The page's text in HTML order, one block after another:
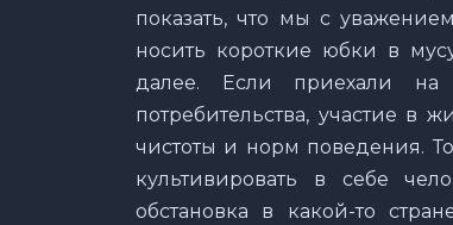
показать, что мы с
носить короткие юбки в
далее. Если приехали на
потребительства, участие в
чистоты и норм поведения.
культивировать в себе
обстановка в какой-то